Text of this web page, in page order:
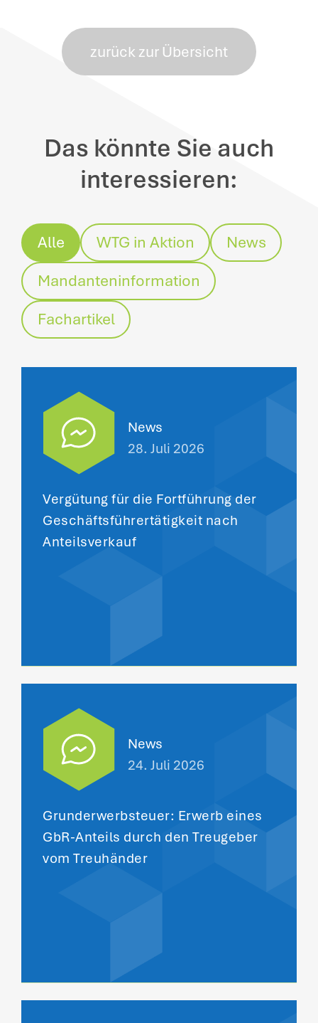
zurück zur Übersicht
Das könnte Sie auch
interessieren:
Alle WTG in Aktion
News
Mandanteninformation
Fachartikel
News
28. Juli 2026
Vergütung für die Fortführung der
Geschäftsführertätigkeit nach
Anteilsverkauf
News
24. Juli 2026
Grunderwerbsteuer: Erwerb eines
GbR-Anteils durch den Treugeber
vom Treuhänder